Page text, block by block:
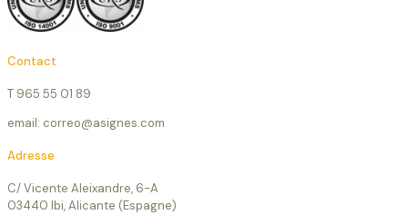
Contact
T 965 55 01 89
email: correo@asignes.com
Adresse
C/ Vicente Aleixandre, 6-A
03440 Ibi, Alicante (Espagne)